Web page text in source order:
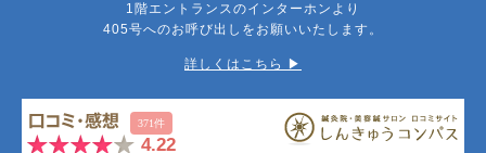
1階エントランスのインターホンより
405号へのお呼び出しをお願いいたします。
詳しくはこちら ▶︎